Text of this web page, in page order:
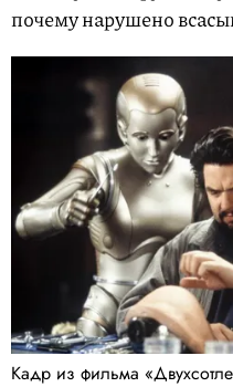
почему нарушено
Кадр из фильма